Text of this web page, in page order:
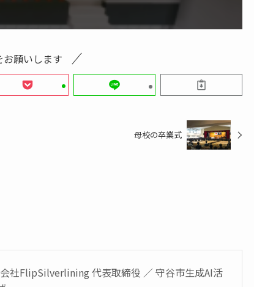
願いします
母校の卒業式
社FlipSilverlining 代表取締役 ／ 守谷市生成AI活